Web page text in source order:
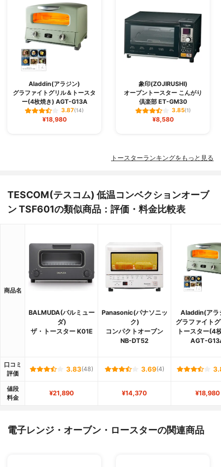
Aladdin(アラジン)
グラファイトグリル＆トースタ
ー(4枚焼き) AGT-G13A
3.87(14)
¥18,980
象印(ZOJIRUSHI)
オーブントースター こんがり
倶楽部 ET-GM30
3.85(1)
¥8,580
トースターランキングをもっと見る
TESCOM(テスコム) 低温コンベクションオーブ
ン TSF601の類似商品：評価・料金比較表
商品名
BALMUDA(バルミュー
ダ)
ザ・トースター K01E
Panasonic(パナソニッ
ク)
コンパクトオーブン
NB-DT52
Aladdin(アラ
グラファイト
トースター(4
AGT-
口コミ
評価
3.83(48) 3.69(4)
値段
料金
¥21,890 ¥14,370 ¥18,980
電子レンジ・オーブン・ロースターの関連商品